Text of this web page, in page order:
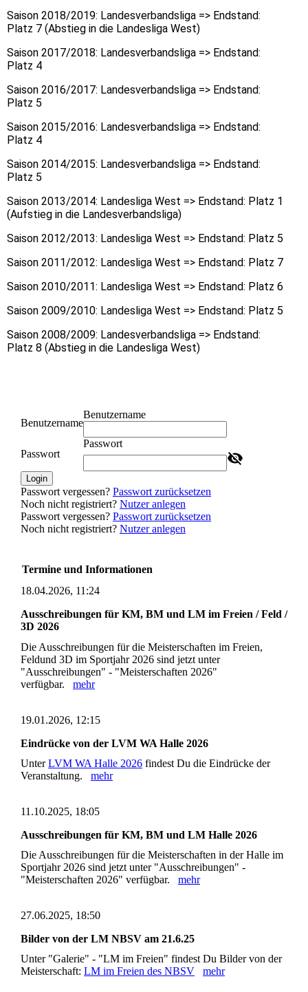
Saison 2018/2019: Landesverbandsliga => Endstand:
Platz 7 (Abstieg in die Landesliga West)
Saison 2017/2018: Landesverbandsliga => Endstand:
Platz 4
Saison 2016/2017: Landesverbandsliga => Endstand:
Platz 5
Saison 2015/2016: Landesverbandsliga => Endstand:
Platz 4
Saison 2014/2015: Landesverbandsliga => Endstand:
Platz 5
Saison 2013/2014: Landesliga West => Endstand: Platz 1
(Aufstieg in die Landesverbandsliga)
Saison 2012/2013: Landesliga West => Endstand: Platz 5
Saison 2011/2012: Landesliga West => Endstand: Platz 7
Saison 2010/2011: Landesliga West => Endstand: Platz 6
Saison 2009/2010: Landesliga West => Endstand: Platz 5
Saison 2008/2009: Landesverbandsliga => Endstand:
Platz 8 (Abstieg in die Landesliga West)
Benutzername
Benutzername
Passwort
Passwort
Login
Passwort vergessen? Passwort zurücksetzen
Noch nicht registriert? Nutzer anlegen
Passwort vergessen? Passwort zurücksetzen
Noch nicht registriert? Nutzer anlegen
Termine und Informationen
18.04.2026, 11:24
Ausschreibungen für KM, BM und LM im Freien / Feld /
3D 2026
Die Ausschreibungen für die Meisterschaften im Freien,
Feldund 3D im Sportjahr 2026 sind jetzt unter
"Ausschreibungen" - "Meisterschaften 2026"
verfügbar. mehr
19.01.2026, 12:15
Eindrücke von der LVM WA Halle 2026
UnterLVM WA Halle 2026 findest Du die Eindrücke der
Veranstaltung. mehr
11.10.2025, 18:05
Ausschreibungen für KM, BM und LM Halle 2026
Die Ausschreibungen für die Meisterschaften in der Halle im
Sportjahr 2026 sind jetzt unter "Ausschreibungen" -
"Meisterschaften 2026" verfügbar. mehr
27.06.2025, 18:50
Bilder von der LM NBSV am 21.6.25
Unter "Galerie" - "LM im Freien" findest Du Bilder von der
Meisterschaft: LM im Freien des NBSV mehr